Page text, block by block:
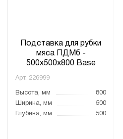
Подставка для рубки
мяса ПДМб -
500x500x800 Base
Арт. 226999
Высота, мм
800
Ширина, мм
500
Глубина, мм
500